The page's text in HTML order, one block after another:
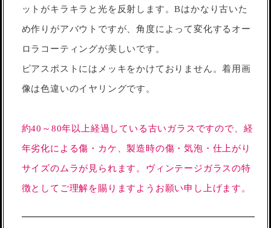
ットがキラキラと光を反射します。Bはかなり古いた
め作りがアバウトですが、角度によって変化するオー
ロラコーティングが美しいです。
ピアスポストにはメッキをかけておりません。着用画
像は色違いのイヤリングです。
約40～80年以上経過している古いガラスですので、経
年劣化による傷・カケ、製造時の傷・気泡・仕上がり
サイズのムラが見られます。ヴィンテージガラスの特
徴としてご理解を賜りますようお願い申し上げます。